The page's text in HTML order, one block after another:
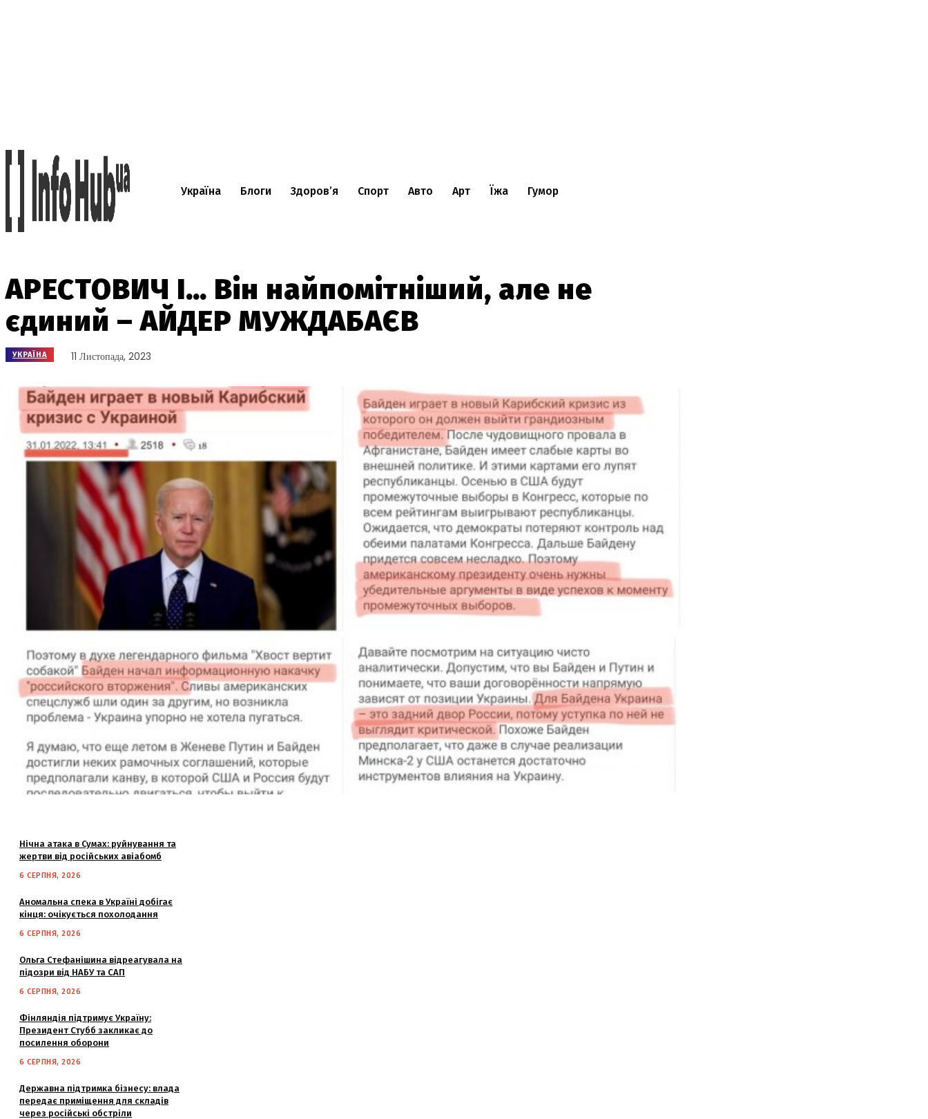
Україна Блоги Здоров’я Спорт Авто Арт Їжа Гумор
АРЕСТОВИЧ І… Він найпомітніший, але не
єдиний – АЙДЕР МУЖДАБАЄВ
УКРАЇНА 11 Листопада, 2023
Нічна атака в Сумах: руйнування та
жертви від російських авіабомб
6 СЕРПНЯ, 2026
Аномальна спека в Україні добігає
кінця: очікується похолодання
6 СЕРПНЯ, 2026
Ольга Стефанішина відреагувала на
підозри від НАБУ та САП
6 СЕРПНЯ, 2026
Фінляндія підтримує Україну:
Президент Стубб закликає до
посилення оборони
6 СЕРПНЯ, 2026
Державна підтримка бізнесу: влада
передає приміщення для складів
через російські обстріли